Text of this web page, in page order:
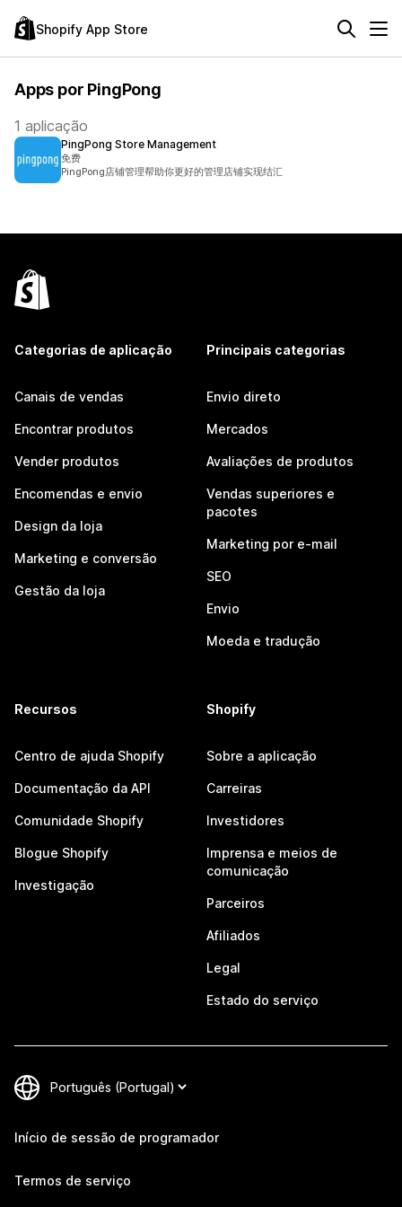
Shopify App Store
Apps por PingPong
1 aplicação
PingPong Store Management
免费
PingPong店铺管理帮助你更好的管理店铺实现结汇
Categorias de aplicação
Canais de vendas
Encontrar produtos
Vender produtos
Encomendas e envio
Design da loja
Marketing e conversão
Gestão da loja
Principais categorias
Envio direto
Mercados
Avaliações de produtos
Vendas superiores e
pacotes
Marketing por e-mail
SEO
Envio
Moeda e tradução
Recursos
Centro de ajuda Shopify
Documentação da API
Comunidade Shopify
Blogue Shopify
Investigação
Shopify
Sobre a aplicação
Carreiras
Investidores
Imprensa e meios de
comunicação
Parceiros
Afiliados
Legal
Estado do serviço
Início de sessão de programador
Termos de serviço